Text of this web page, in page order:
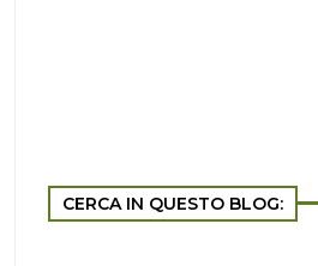
CERCA IN QUESTO BLOG: